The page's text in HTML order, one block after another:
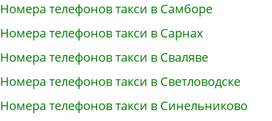
Номера телефонов такси в Самборе
Номера телефонов такси в Сарнах
Номера телефонов такси в Сваляве
Номера телефонов такси в Светловодске
Номера телефонов такси в Синельниково